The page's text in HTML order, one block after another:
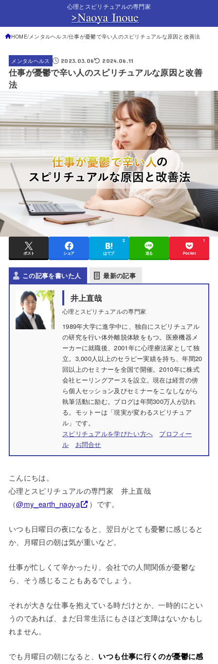
心理とスピリチュアルの専門家
HOME メンタルヘルス 仕事が憂鬱で辛い人のスピリチュアルな原因と改善法
メンタルヘルス 2023.03.06 2024.06.11
仕事が憂鬱で辛い人のスピリチュアルな原因と改善
法
ポスト シェア はてブ
2
送る Pocket
1
この記事を書いた人 最新の記事
井上直哉
心理とスピリチュアルの専門家
1989年大学に進学中に、独自にスピリチュアル
の研究を行い体外離脱体験をもつ。医療機器メ
ーカーに就職後、2001年に心理療法家として独
立。3,000人以上のセラピー実績を持ち、年間20
回以上のセミナーを全国で開催。2010年に株式
会社ヒーリングアースを設立。現在は経営の傍
ら個人セッション及びセミナーをこなしながら
執筆活動に励む。ブログは年間300万人が訪れ
る。モットーは「現実が変わるスピリチュア
ル」です。
スピリチュアルを学びたい方へ
プロフィー
ル
お問合せ
こんにちは。
心理とスピリチュアルの専門家 井上直哉
（@my_earth_naoya ）です。
いつも日曜日の夜になると、翌日がとても憂鬱に感じると
か、月曜日の朝は気が重いなど。
仕事が忙しくて辛かったり、会社での人間関係が憂鬱な
ら、そう感じることもあるでしょう。
それが大きな仕事を抱えている時だけとか、一時的にとい
うのであれば、まだ日常生活にもさほど支障はないかもし
れません。
でも月曜日の朝になると、 いつも仕事に行くのが憂鬱に感